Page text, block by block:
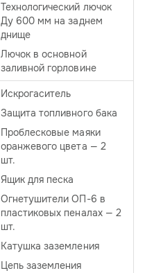
Технологический лючок
Ду 600 мм на заднем
днище
Лючок в основной
заливной горловине
Искрогаситель
Защита топливного бака
Проблесковые маяки
оранжевого цвета — 2
шт.
Ящик для песка
Огнетушители ОП-6 в
пластиковых пеналах — 2
шт.
Катушка заземления
Цепь заземления